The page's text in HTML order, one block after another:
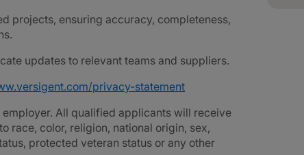
projects, ensuring accuracy, completeness,
updates to relevant teams and suppliers.
privacy-statement
All qualified applicants will receive
race, color, religion, national origin, sex,
protected veteran status or any other